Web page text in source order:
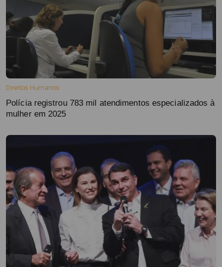
Direitos Humanos
Polícia registrou 783 mil atendimentos especializados à
mulher em 2025